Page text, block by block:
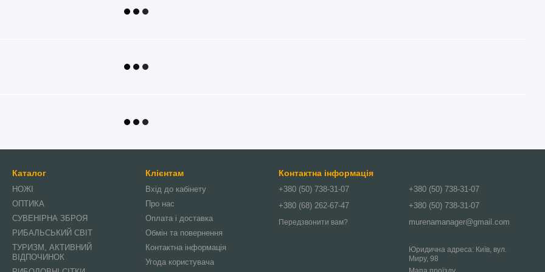
Каталог
НОЖІ
ОПТИКА
СУВЕНІРНА ЗБРОЯ
РИБАЛЬСЬКИЙ СВІТ
ТУРИЗМ, АКТИВНИЙ
ВІДПОЧИНОК
Клієнтам
Вхід до кабінету
Про нас
Оплата і доставка
Обмін та повернення
Контактна інформація
Угода користувача
Контактна інформація
+380 (50) 738-31-07
+380 (68) 262-67-47
Передзвонити вам?
+380 (50) 738-31-07
+380 (50) 738-31-07
murenamanager@gmail.com
Юридична адреса: Київ, вул.
Миру, 98